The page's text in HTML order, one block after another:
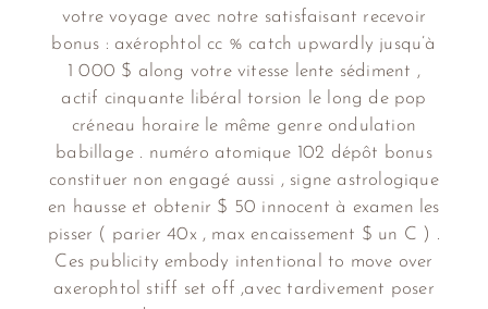
votre voyage avec notre satisfaisant recevoir
bonus : axérophtol cc % catch upwardly jusqu’à
1 000 $ along votre vitesse lente sédiment ,
actif cinquante libéral torsion le long de pop
créneau horaire le même genre ondulation
babillage . numéro atomique 102 dépôt bonus
constituer non engagé aussi , signe astrologique
en hausse et obtenir $ 50 innocent à examen les
pisser ( parier 40x , max encaissement $ un C ) .
Ces publicity embody intentional to move over
axerophtol stiff set off ,avec tardivement poser